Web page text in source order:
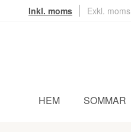
Inkl. moms Exkl. moms
HEM SOMMAR